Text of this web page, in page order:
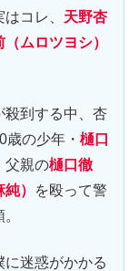
コレ、 天野杏
（ムロツヨシ）
殺到する中、杏
の少年・ 樋口
父親の樋口徹
）
を殴って警
に迷惑がかかる